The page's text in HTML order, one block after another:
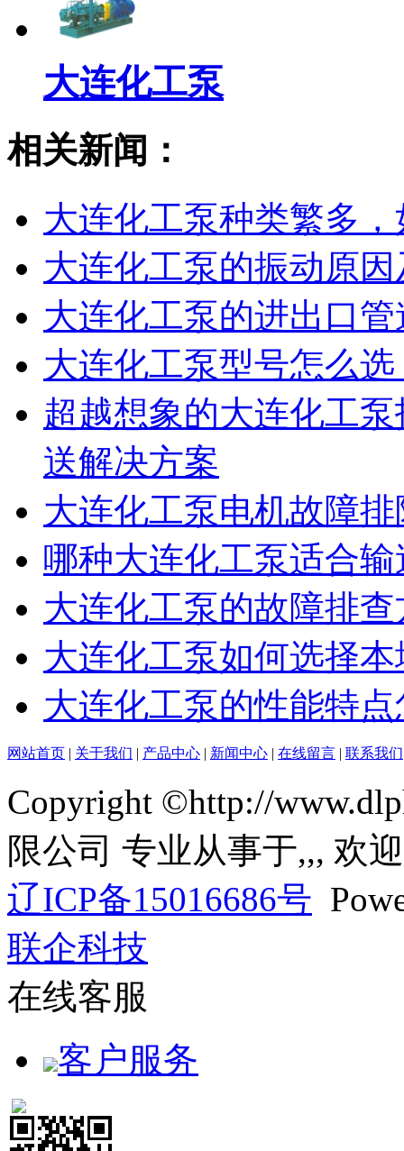
大连化工泵
相关新闻：
大连化工泵种类繁多
大连化工泵的振动原
大连化工泵的进出口
大连化工泵型号怎么
超越想象的大连化工
送解决方案
大连化工泵电机故障
哪种大连化工泵适合
大连化工泵的故障排
大连化工泵如何选择
大连化工泵的性能特点
网站首页 | 关于我们 | 产品中心 | 新闻中心 | 在线留言 | 联系我们
Copyright ©http://
限公司 专业从事于,,, 欢
辽ICP备15016686号
联企科技
在线客服
客户服务